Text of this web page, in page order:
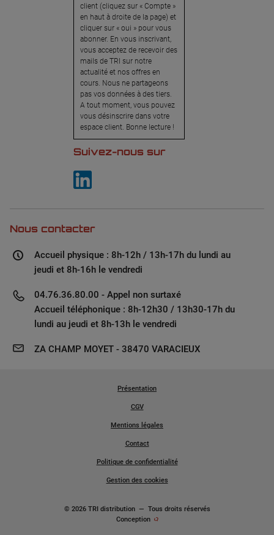
client (cliquez sur « Compte »
en haut à droite de la page) et
cliquer sur « oui » pour vous
abonner. En vous inscrivant,
vous acceptez de recevoir des
mails de TRI sur notre
actualité et nos offres en
cours. Nous ne partageons
pas vos données à des tiers.
A tout moment, vous pouvez
vous désinscrire dans votre
espace client. Bonne lecture !
Suivez-nous sur
Nous contacter
Accueil physique : 8h-12h / 13h-17h du lundi au
jeudi et 8h-16h le vendredi
04.76.36.80.00 - Appel non surtaxé
Accueil téléphonique : 8h-12h30 / 13h30-17h du
lundi au jeudi et 8h-13h le vendredi
ZA CHAMP MOYET - 38470 VARACIEUX
Présentation
CGV
Mentions légales
Contact
Politique de confidentialité
Gestion des cookies
© 2026 TRI distribution — Tous droits réservés
Conception